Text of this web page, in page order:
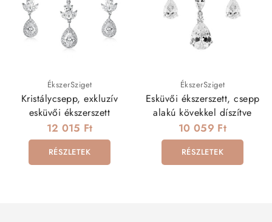
ÉkszerSziget
Kristálycsepp, exkluzív
esküvői ékszerszett
12 015 Ft
RÉSZLETEK
ÉkszerSziget
Esküvői ékszerszett, csepp
alakú kövekkel díszítve
10 059 Ft
RÉSZLETEK